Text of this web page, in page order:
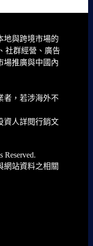
地與跨境市場的
社群經營、廣告
場推廣與中國內
者，若涉海外不
資人詳閱行銷文
網站資料之相關